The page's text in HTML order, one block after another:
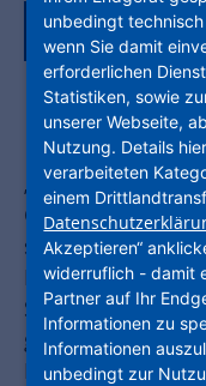
„Große Brocken
Gebäude als
sichern“ – so
Stadtentwicklung
gestartet hat.
NHW-
unbedingt
wenn Sie damit
erforderlichen
Statistiken, sowie
unserer Webseite,
Nutzung. Details
verarbeiteten
einem
Akzeptieren“
widerruflich - damit
Partner auf Ihr
Informationen zu
Informationen
unbedingt zur